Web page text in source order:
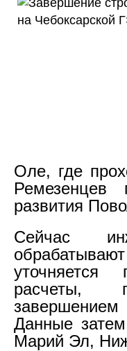
Оле, где
Ремезенцев
развития
Сейчас
уточняется
расчеты,
завершением
Данные
Марий Эл,